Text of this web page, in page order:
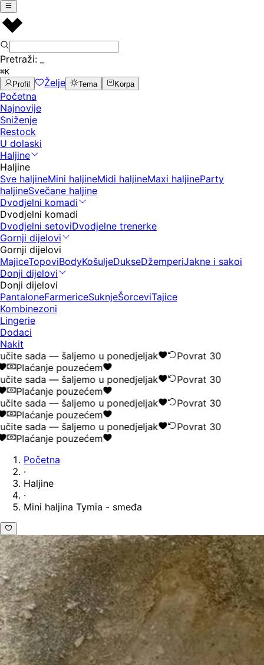
Pretraži:
⌘K
Profil
Želje Tema Korpa
Početna
Najnovije
Sniženje
Restock
U dolaski
Haljine
Haljine
Sve haljineMini haljineMidi haljineMaxi haljineParty
haljineSvečane haljine
Dvodjelni komadi
Dvodjelni komadi
Dvodjelni setoviDvodjelne trenerke
Gornji dijelovi
Gornji dijelovi
MajiceTopoviBodyKošuljeDukseDžemperiJakne i sakoi
Donji dijelovi
Donji dijelovi
PantaloneFarmericeSuknjeŠorceviTajice
Kombinezoni
Lingerie
Dodaci
Nakit
sada — šaljemo u ponedjeljak
Povrat 30
Plaćanje pouzećem
sada — šaljemo u ponedjeljak
Povrat 30
Plaćanje pouzećem
sada — šaljemo u ponedjeljak
Povrat 30
Plaćanje pouzećem
sada — šaljemo u ponedjeljak
Povrat 30
Plaćanje pouzećem
Početna
·
Haljine
·
Mini haljina Tymia - smeđa